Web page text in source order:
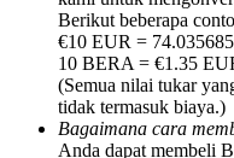
Berikut beberapa
€10 EUR =
10 BERA = €1.35
(Semua nilai tukar
tidak termasuk biaya.)
Bagaimana cara
Anda dapat membeli